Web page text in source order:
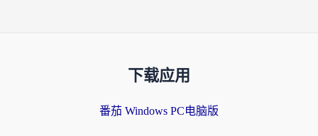
下载应用
番茄 Windows PC电脑版